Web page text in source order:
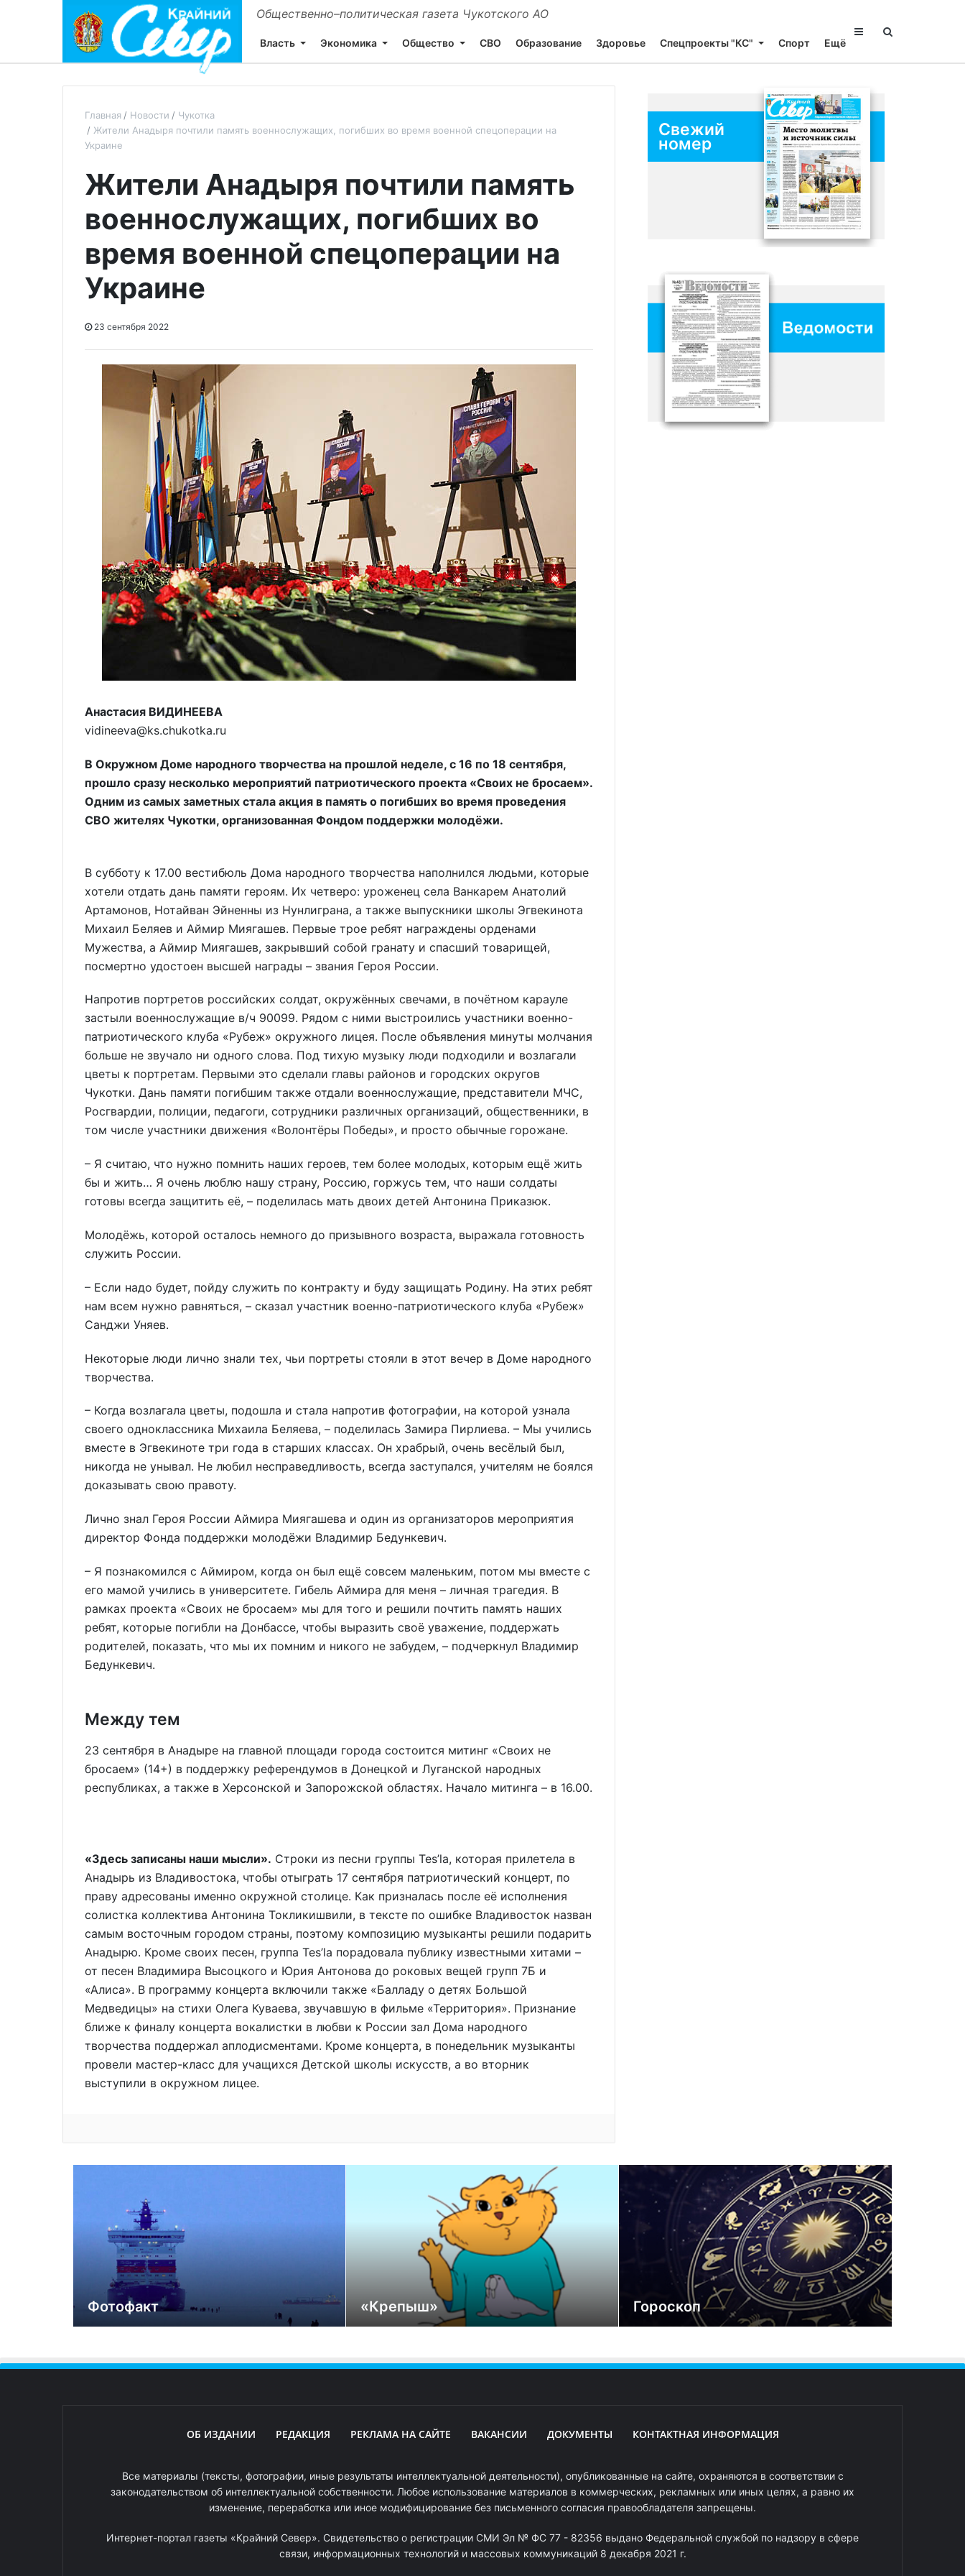
Общественно–политическая газета Чукотского АО
Власть Экономика Общество СВО Образование Здоровье Спецпроекты "КС" Спорт Ещё
Главная Новости
Чукотка
Жители Анадыря почтили память военнослужащих, погибших во время военной спецоперации на
Украине
Жители Анадыря почтили память
военнослужащих, погибших во
время военной спецоперации на
Украине
23 сентября 2022
Анастасия ВИДИНЕЕВА
vidineeva@ks.chukotka.ru
В Окружном Доме народного творчества на прошлой неделе, с 16 по 18 сентября,
прошло сразу несколько мероприятий патриотического проекта «Своих не бросаем».
Одним из самых заметных стала акция в память о погибших во время проведения
СВО жителях Чукотки, организованная Фондом поддержки молодёжи.
В субботу к 17.00 вестибюль Дома народного творчества наполнился людьми, которые
хотели отдать дань памяти героям. Их четверо: уроженец села Ванкарем Анатолий
Артамонов, Нотайван Эйненны из Нунлиграна, а также выпускники школы Эгвекинота
Михаил Беляев и Аймир Миягашев. Первые трое ребят награждены орденами
Мужества, а Аймир Миягашев, закрывший собой гранату и спасший товарищей,
посмертно удостоен высшей награды – звания Героя России.
Напротив портретов российских солдат, окружённых свечами, в почётном карауле
застыли военнослужащие в/ч 90099. Рядом с ними выстроились участники военно-
патриотического клуба «Рубеж» окружного лицея. После объявления минуты молчания
больше не звучало ни одного слова. Под тихую музыку люди подходили и возлагали
цветы к портретам. Первыми это сделали главы районов и городских округов
Чукотки. Дань памяти погибшим также отдали военнослужащие, представители МЧС,
Росгвардии, полиции, педагоги, сотрудники различных организаций, общественники, в
том числе участники движения «Волонтёры Победы», и просто обычные горожане.
– Я считаю, что нужно помнить наших героев, тем более молодых, которым ещё жить
бы и жить… Я очень люблю нашу страну, Россию, горжусь тем, что наши солдаты
готовы всегда защитить её, – поделилась мать двоих детей Антонина Приказюк.
Молодёжь, которой осталось немного до призывного возраста, выражала готовность
служить России.
– Если надо будет, пойду служить по контракту и буду защищать Родину. На этих ребят
нам всем нужно равняться, – сказал участник военно-патриотического клуба «Рубеж»
Санджи Уняев.
Некоторые люди лично знали тех, чьи портреты стояли в этот вечер в Доме народного
творчества.
– Когда возлагала цветы, подошла и стала напротив фотографии, на которой узнала
своего одноклассника Михаила Беляева, – поделилась Замира Пирлиева. – Мы учились
вместе в Эгвекиноте три года в старших классах. Он храбрый, очень весёлый был,
никогда не унывал. Не любил несправедливость, всегда заступался, учителям не боялся
доказывать свою правоту.
Лично знал Героя России Аймира Миягашева и один из организаторов мероприятия
директор Фонда поддержки молодёжи Владимир Бедункевич.
– Я познакомился с Аймиром, когда он был ещё совсем маленьким, потом мы вместе с
его мамой учились в университете. Гибель Аймира для меня – личная трагедия. В
рамках проекта «Своих не бросаем» мы для того и решили почтить память наших
ребят, которые погибли на Донбассе, чтобы выразить своё уважение, поддержать
родителей, показать, что мы их помним и никого не забудем, – подчеркнул Владимир
Бедункевич.
Между тем
23 сентября в Анадыре на главной площади города состоится митинг «Своих не
бросаем» (14+) в поддержку референдумов в Донецкой и Луганской народных
республиках, а также в Херсонской и Запорожской областях. Начало митинга – в 16.00.
«Здесь записаны наши мысли». Строки из песни группы Tes’la, которая прилетела в
Анадырь из Владивостока, чтобы отыграть 17 сентября патриотический концерт, по
праву адресованы именно окружной столице. Как призналась после её исполнения
солистка коллектива Антонина Токликишвили, в тексте по ошибке Владивосток назван
самым восточным городом страны, поэтому композицию музыканты решили подарить
Анадырю. Кроме своих песен, группа Tes’la порадовала публику известными хитами –
от песен Владимира Высоцкого и Юрия Антонова до роковых вещей групп 7Б и
«Алиса». В программу концерта включили также «Балладу о детях Большой
Медведицы» на стихи Олега Куваева, звучавшую в фильме «Территория». Признание
ближе к финалу концерта вокалистки в любви к России зал Дома народного
творчества поддержал аплодисментами. Кроме концерта, в понедельник музыканты
провели мастер-класс для учащихся Детской школы искусств, а во вторник
выступили в окружном лицее.
Свежий
номер
Фотофакт «Крепыш» Гороскоп
ОБ ИЗДАНИИ РЕДАКЦИЯ РЕКЛАМА НА САЙТЕ ВАКАНСИИ ДОКУМЕНТЫ КОНТАКТНАЯ ИНФОРМАЦИЯ
Все материалы (тексты, фотографии, иные результаты интеллектуальной деятельности), опубликованные на сайте, охраняются в соответствии с
законодательством об интеллектуальной собственности. Любое использование материалов в коммерческих, рекламных или иных целях, а равно их
изменение, переработка или иное модифицирование без письменного согласия правообладателя запрещены.
Интернет-портал газеты «Крайний Север». Свидетельство о регистрации СМИ Эл № ФС 77 - 82356 выдано Федеральной службой по надзору в сфере
связи, информационных технологий и массовых коммуникаций 8 декабря 2021 г.